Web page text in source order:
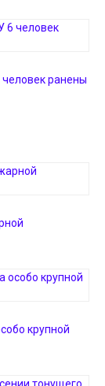
человек ранены
крупной